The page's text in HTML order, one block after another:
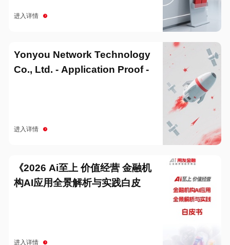
进入详情
Yonyou Network Technology
Co., Ltd. - Application Proof -
进入详情
《2026 Ai至上 价值经营 金融机
构AI应用全景解析与实践白皮
进入详情